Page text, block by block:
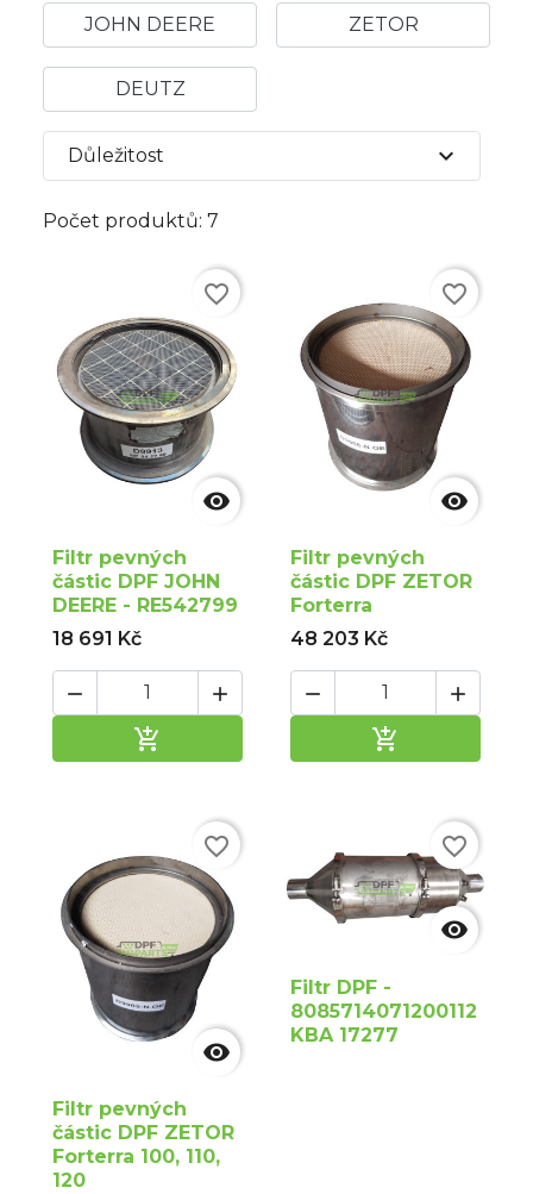
JOHN DEERE ZETOR
DEUTZ
Počet produktů: 7
Důležitost expand_more

favorite_border
Filtr pevných
částic DPF JOHN
DEERE - RE542799
18 691 Kč
 


favorite_border
Filtr pevných
částic DPF ZETOR
Forterra
48 203 Kč
 


favorite_border
Filtr pevných
částic DPF ZETOR
Forterra 100, 110,
120

favorite_border
Filtr DPF -
8085714071200112
KBA 17277